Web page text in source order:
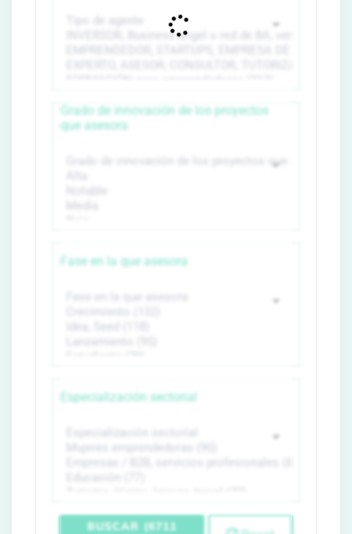
Grado de innovación de los proyectos
que asesora
Fase en la que asesora
Especialización sectorial
BUSCAR (6711